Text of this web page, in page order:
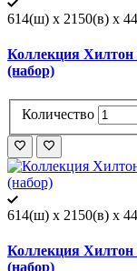
614(ш) x 2150(в) x
Коллекция
(набор)
Количество
614(ш) x 2150(в) x
Коллекция
(набор)